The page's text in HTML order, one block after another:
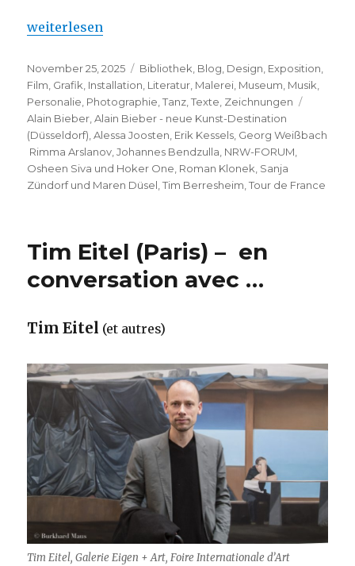
„Alain Bieber – neue Kunst-Destination
weiterlesen
Veröffentlicht
am
November 25, 2025 Kategorien
Bibliothek Blog Design Exposition
Film Grafik Installation Literatur Malerei Museum Musik
Personalie Photographie ,Tanz ,Texte Zeichnungen
Alain Bieber ,Alain Bieber - neue Kunst-Destination
(Düsseldorf) ,Alessa Joosten Erik Kessels Georg Weißbach
Rimma Arslanov ,Johannes Bendzulla NRW-FORUM
Osheen Siva und Hoker One Roman Klonek Sanja
Zündorf und Maren Düsel ,Tim Berresheim ,Tour de France
Tim Eitel (Paris) – en
conversation avec …
Tim Eitel (et autres)
Tim Eitel, Galerie Eigen + Art, Foire Internationale d’Art